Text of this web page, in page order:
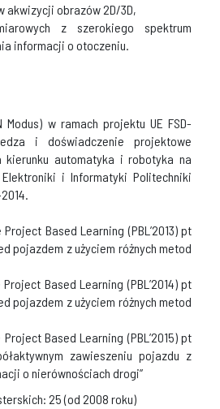
akwizycji obrazów 2D/3D,
z szerokiego spektrum
informacji o otoczeniu.
Modus) w ramach projektu UE FSD-
i doświadczenie projektowe
kierunku automatyka i robotyka na
i Informatyki Politechniki
Based Learning (PBL’2013) pt
pojazdem z użyciem różnych metod
Based Learning (PBL’2014) pt
pojazdem z użyciem różnych metod
Based Learning (PBL’2015) pt
zawieszeniu pojazdu z
o nierównościach drogi”
25 (od 2008 roku)